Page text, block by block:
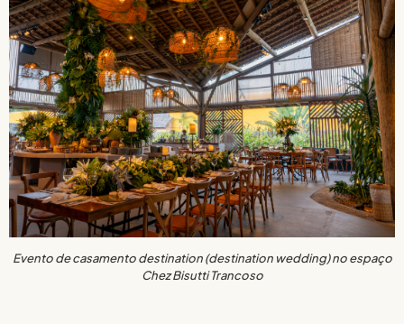
Evento de casamento destination (destination wedding) no espaço
Chez Bisutti Trancoso